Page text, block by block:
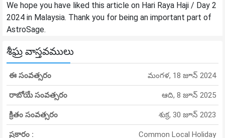
We hope you have liked this article on Hari Raya Haji / Day 2
2024 in Malaysia. Thank you for being an important part of
AstroSage.
శీఘ్ర వాస్తవములు
ఈ సంవత్సరం మంగళ, 18 జూన్ 2024
రాబోయే సంవత్సరం ఆది, 8 జూన్ 2025
క్రితం సంవత్సరం శుక్ర, 30 జూన్ 2023
ప్రకారం : Common Local Holiday